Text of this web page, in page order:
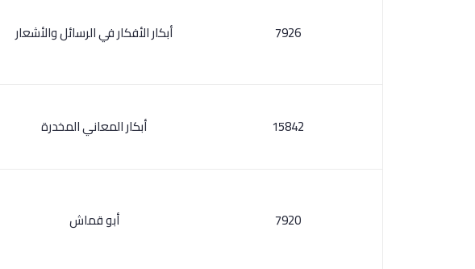
7926 أبكار الأفكار في الرسائل والأشعار
15842 أبكار المعاني المخدرة
7920 أبو قماش